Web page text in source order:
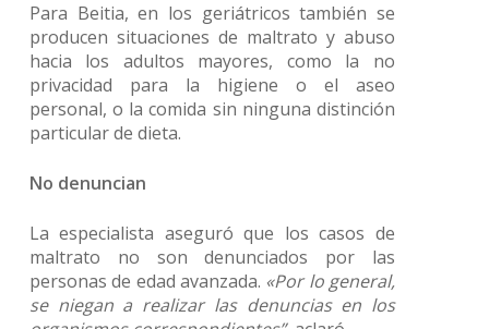
Para Beitia, en los geriátricos también se
producen situaciones de maltrato y abuso
hacia los adultos mayores, como la no
privacidad para la higiene o el aseo
personal, o la comida sin ninguna distinción
particular de dieta.
No denuncian
La especialista aseguró que los casos de
maltrato no son denunciados por las
personas de edad avanzada. «Por lo general,
se niegan a realizar las denuncias en los